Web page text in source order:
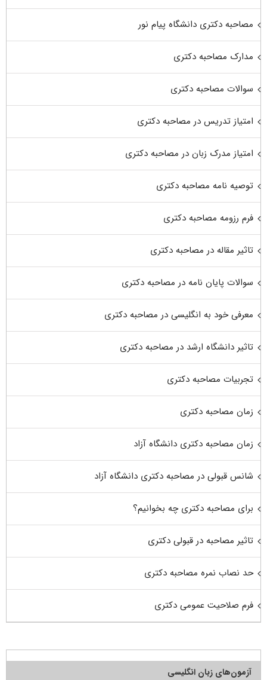
مصاحبه دکتری دانشگاه پیام نور
مدارک مصاحبه دکتری
سوالات مصاحبه دکتری
امتیاز تدریس در مصاحبه دکتری
امتیاز مدرک زبان در مصاحبه دکتری
توصیه نامه مصاحبه دکتری
فرم رزومه مصاحبه دکتری
تاثیر مقاله در مصاحبه دکتری
سوالات پایان نامه در مصاحبه دکتری
معرفی خود به انگلیسی در مصاحبه دکتری
تاثیر دانشگاه ارشد در مصاحبه دکتری
تجربیات مصاحبه دکتری
زمان مصاحبه دکتری
زمان مصاحبه دکتری دانشگاه آزاد
شانس قبولی در مصاحبه دکتری دانشگاه آزاد
برای مصاحبه دکتری چه بخوانیم؟
تاثیر مصاحبه در قبولی دکتری
حد نصاب نمره مصاحبه دکتری
فرم صلاحیت عمومی دکتری
آزمون‌های زبان انگلیسی